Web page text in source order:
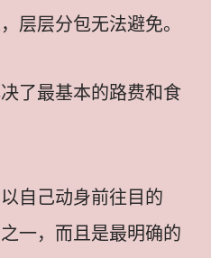
层层分包无法避免。
了最基本的路费和食
自己动身前往目的
一，而且是最明确的